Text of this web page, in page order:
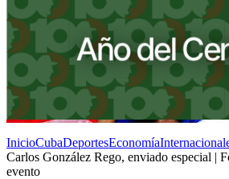
InicioCubaDeportesEconomía
Carlos González Rego, enviado especial |
evento